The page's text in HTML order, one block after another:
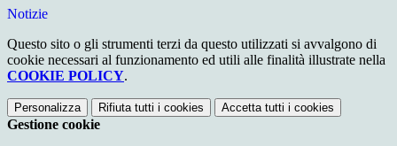
Notizie
Questo sito o gli strumenti terzi da questo utilizzati si avvalgono di
cookie necessari al funzionamento ed utili alle finalità illustrate nella
COOKIE POLICY.
Personalizza Rifiuta tutti i cookies Accetta tutti i cookies
Gestione cookie